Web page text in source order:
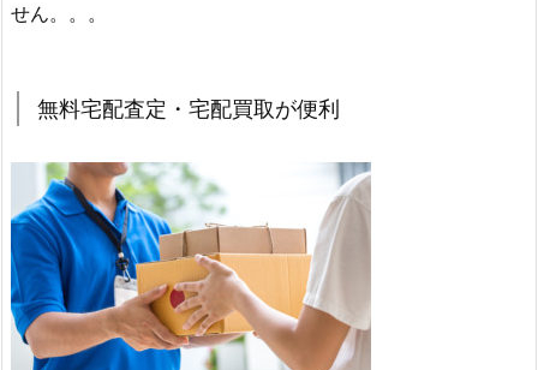
せん。。。
無料宅配査定・宅配買取が便利